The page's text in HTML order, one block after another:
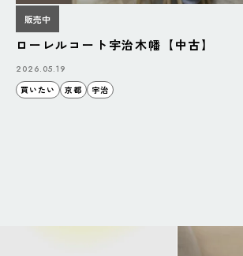
販売中
ローレルコート宇治木幡【中古】
2026.05.19
買いたい
京都 宇治